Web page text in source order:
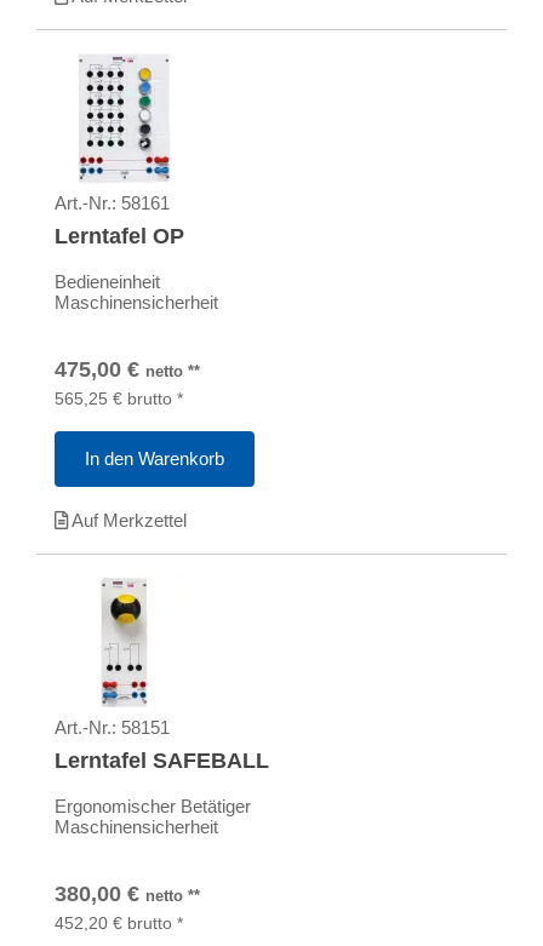
Art.-Nr.: 58161
Lerntafel OP
Bedieneinheit
Maschinensicherheit
475,00 € netto **
565,25 € brutto *
In den Warenkorb
Auf Merkzettel
Art.-Nr.: 58151
Lerntafel SAFEBALL
Ergonomischer Betätiger
Maschinensicherheit
380,00 € netto **
452,20 € brutto *